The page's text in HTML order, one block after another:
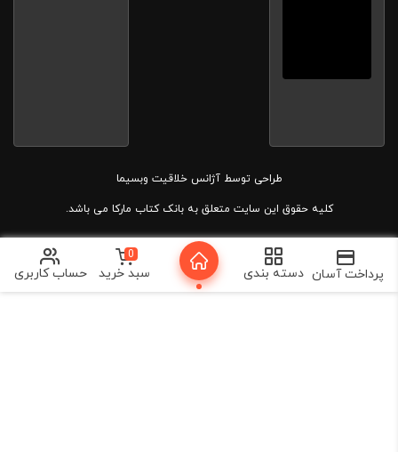
طراحی توسطآژانس خلاقیت وبسیما
کلیه حقوق این سایت متعلق به بانک کتاب مارکا می باشد.
پرداخت آسان دسته بندی
0
سبد خرید حساب کاربری